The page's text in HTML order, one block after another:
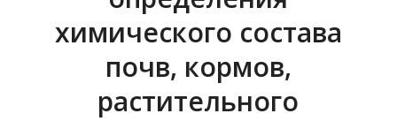
химического состава
почв, кормов,
растительного